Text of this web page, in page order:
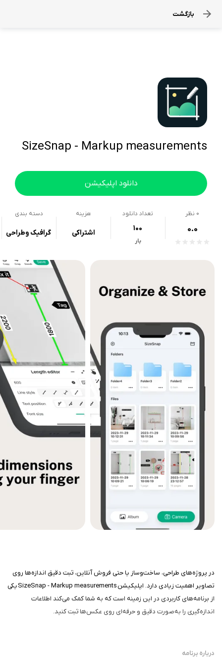
بازگشت
SizeSnap - Markup measurements
دانلود اپلیکیشن
0 نظر
0.0
تعداد دانلود
100
بار
هزینه
اشتراکی
دسته بندی
گرافیک وطراحی
در پروژه‌های طراحی، ساخت‌وساز یا حتی فروش آنلاین، ثبت دقیق اندازه‌ها روی
تصاویر اهمیت زیادی دارد. اپلیکیشن SizeSnap - Markup measurements یکی
از برنامه‌های کاربردی در این زمینه است که به شما کمک می‌کند اطلاعات
اندازه‌گیری را به‌صورت دقیق و حرفه‌ای روی عکس‌ها ثبت کنید.
درباره برنامه